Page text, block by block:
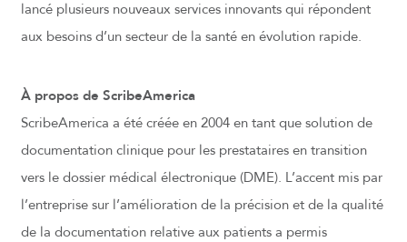
lancé plusieurs nouveaux services innovants qui répondent
aux besoins d’un secteur de la santé en évolution rapide.
À propos de ScribeAmerica
ScribeAmerica a été créée en 2004 en tant que solution de
documentation clinique pour les prestataires en transition
vers le dossier médical électronique (DME). L’accent mis par
l’entreprise sur l’amélioration de la précision et de la qualité
de la documentation relative aux patients a permis